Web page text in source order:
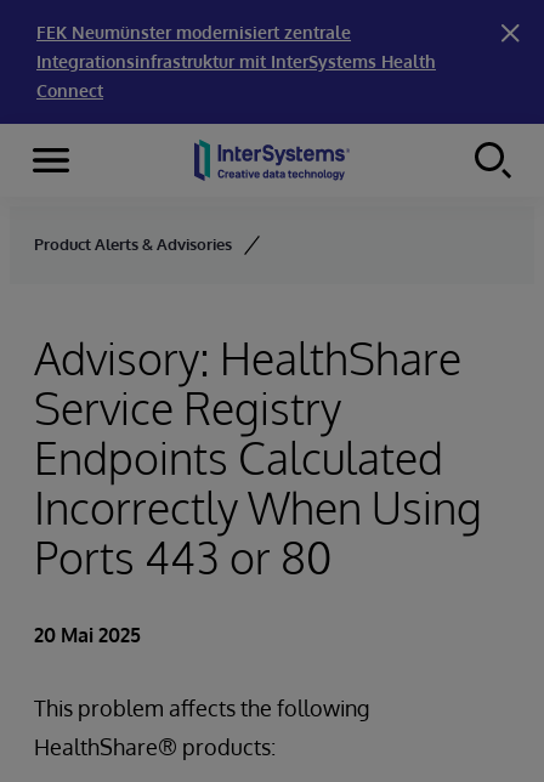
FEK Neumünster modernisiert zentrale
Integrationsinfrastruktur mit InterSystems Health
Connect
Skip to content
Menu
Product Alerts & Advisories
Advisory: HealthShare
Service Registry
Endpoints Calculated
Incorrectly When Using
Ports 443 or 80
20 Mai 2025
This problem affects the following
HealthShare® products: